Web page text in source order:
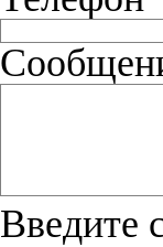
Введите